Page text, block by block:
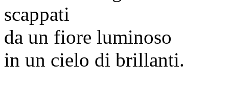
scappati
da un fiore luminoso
in un cielo di brillanti.